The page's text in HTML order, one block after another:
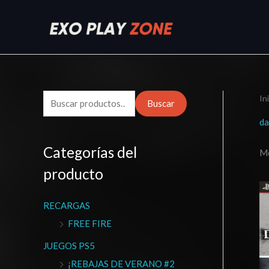
u
c
a
p
r
Buscar
Categorías del
producto
RECARGAS
FREE FIRE
JUEGOS PS5
¡REBAJAS DE VERANO #2